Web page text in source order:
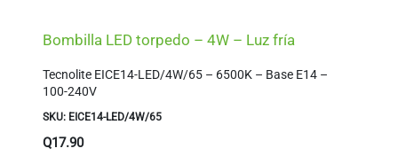
Bombilla LED torpedo – 4W – Luz fría
Tecnolite EICE14-LED/4W/65 – 6500K – Base E14 –
100-240V
SKU: EICE14-LED/4W/65
Q17.90